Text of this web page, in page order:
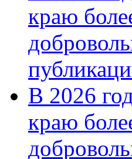
краю
В 2026
краю